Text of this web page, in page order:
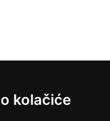
kolačiće